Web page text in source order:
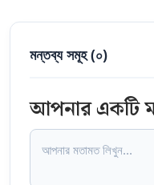
মন্তব্য সমূহ (০)
আপনার একটি